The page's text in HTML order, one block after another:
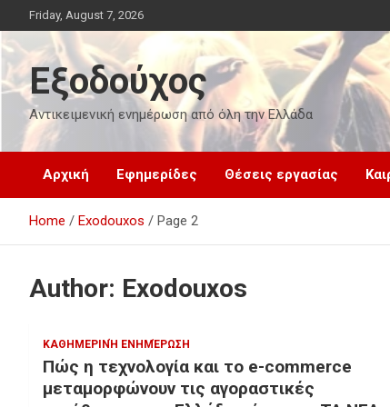
to
content
Friday, August 7, 2026
Εξοδούχος
Αντικειμενική ενημέρωση από όλη την Ελλάδα
Αρχική Εφημερίδες Θέσεις εργασίας
Home Exodouxos Page 2
Author: Exodouxos
ΚΑΘΗΜΕΡΙΝΉ ΕΝΗΜΈΡΩΣΗ
Πώς η τεχνολογία και το e-commerce
μεταμορφώνουν τις αγοραστικές